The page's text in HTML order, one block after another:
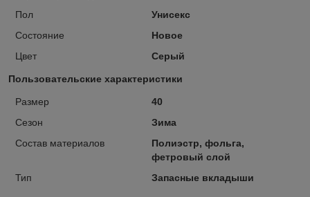
Пол
Унисекс
Состояние
Новое
Цвет
Серый
Пользовательские характеристики
Размер
40
Сезон
Зима
Состав материалов
Полиэстр, фольга,
фетровый слой
Тип
Запасные вкладыши